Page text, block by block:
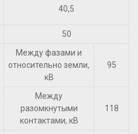
40,5
50
Между фазами и
относительно земли,
кВ
95
Между
разомкнутыми
контактами, кВ
118